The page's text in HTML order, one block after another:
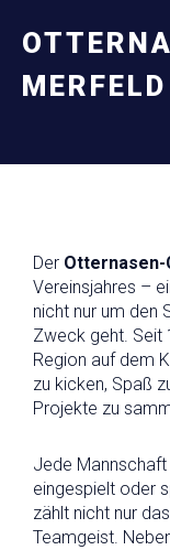
Der Otternasen-
Vereinsjahres –
nicht nur um den
Zweck geht. Seit
Region auf dem
zu kicken, Spaß
Projekte zu
Jede
eingespielt oder
zählt nicht nur
Teamgeist.